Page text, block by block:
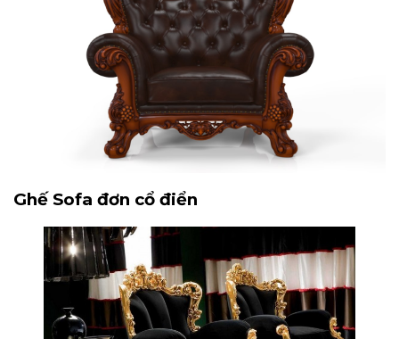
Ghế Sofa đơn cổ điển